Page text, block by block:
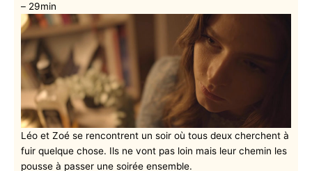
– 29min
Léo et Zoé se rencontrent un soir où tous deux cherchent à
fuir quelque chose. Ils ne vont pas loin mais leur chemin les
pousse à passer une soirée ensemble.